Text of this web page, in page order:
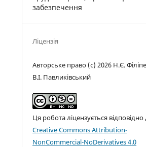
забезпечення
Ліцензія
Авторське право (c) 2026 Н.Є.
В.І. Павликівський
Ця робота ліцензується відповідно
Creative Commons Attribution-
NonCommercial-NoDerivatives 4.0